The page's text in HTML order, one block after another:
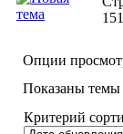
151
Опции
Показаны темы
Критерий